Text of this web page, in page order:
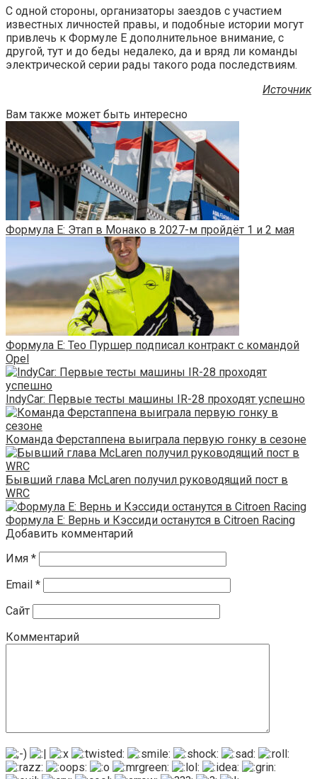
С одной стороны, организаторы заездов с участием
известных личностей правы, и подобные истории могут
привлечь к Формуле E дополнительное внимание, с
другой, тут и до беды недалеко, да и вряд ли команды
электрической серии рады такого рода последствиям.
Источник
Вам также может быть интересно
Формула E: Этап в Монако в 2027-м пройдёт 1 и 2 мая
Формула E: Тео Пуршер подписал контракт с командой
Opel
IndyCar: Первые тесты машины IR-28 проходят успешно
Команда Ферстаппена выиграла первую гонку в сезоне
Бывший глава McLaren получил руководящий пост в
WRC
Формула Е: Вернь и Кэссиди останутся в Citroen Racing
Добавить комментарий
Имя *
Email *
Сайт
Комментарий